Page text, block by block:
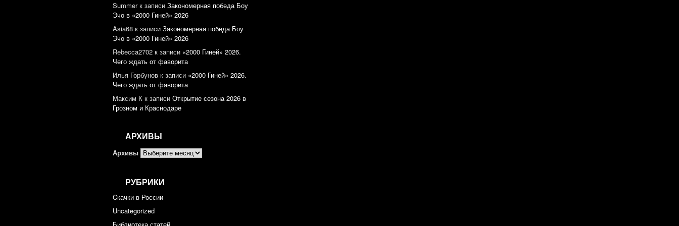
Summerк записи Закономерная победа Боу
Эчо в «2000 Гиней» 2026
Asia68 к записи Закономерная победа Боу
Эчо в «2000 Гиней» 2026
Rebecca2702 к записи «2000 Гиней» 2026.
Чего ждать от фаворита
Илья Горбунов к записи «2000 Гиней» 2026.
Чего ждать от фаворита
Максим К к записи Открытие сезона 2026 в
Грозном и Краснодаре
АРХИВЫ
Архивы
РУБРИКИ
Cкачки в России
Uncategorized